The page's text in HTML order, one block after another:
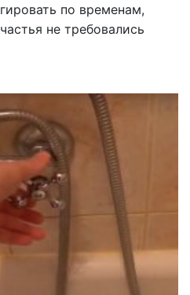
по временам,
не требовались